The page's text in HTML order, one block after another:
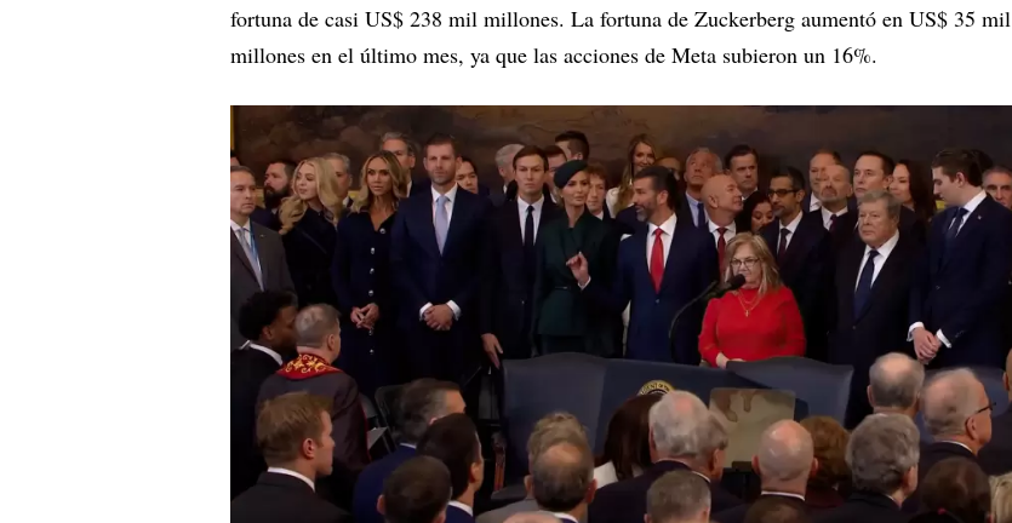
fortuna de casi US$ 238 mil millones. La fortuna de Zuckerberg aumentó en US$ 35 mil
millones en el último mes, ya que las acciones de Meta subieron un 16%.